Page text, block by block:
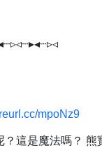
mpoNz9
這是魔法嗎？ 熊